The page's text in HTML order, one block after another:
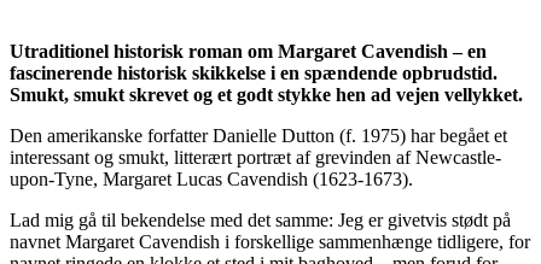
Utraditionel historisk roman om Margaret Cavendish – en
fascinerende historisk skikkelse i en spændende opbrudstid.
Smukt, smukt skrevet og et godt stykke hen ad vejen vellykket.
Den amerikanske forfatter Danielle Dutton (f. 1975) har begået et
interessant og smukt, litterært portræt af grevinden af Newcastle-
upon-Tyne, Margaret Lucas Cavendish (1623-1673).
Lad mig gå til bekendelse med det samme: Jeg er givetvis stødt på
navnet Margaret Cavendish i forskellige sammenhænge tidligere, for